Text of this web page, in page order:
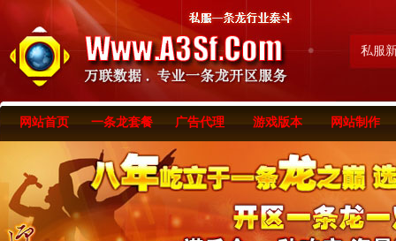
私服
网站首页 一条龙套餐 广告代理 游戏版本 网站制作